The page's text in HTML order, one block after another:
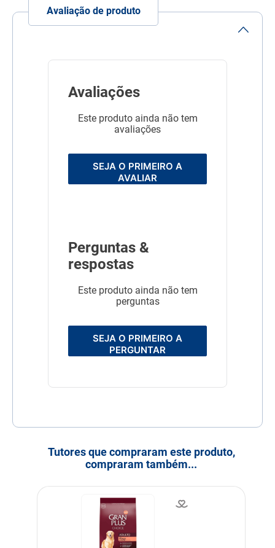
Avaliação de produto
Avaliações
Este produto ainda não tem
avaliações
SEJA O PRIMEIRO A
AVALIAR
Perguntas &
respostas
Este produto ainda não tem
perguntas
SEJA O PRIMEIRO A
PERGUNTAR
Tutores que compraram este produto,
compraram também...